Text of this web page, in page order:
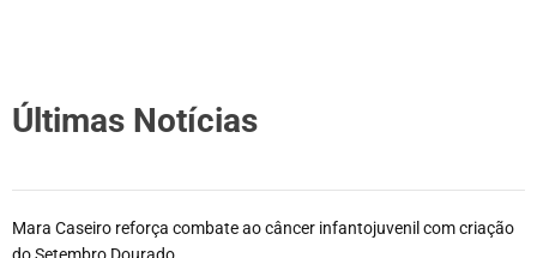
Últimas Notícias
Mara Caseiro reforça combate ao câncer infantojuvenil com criação